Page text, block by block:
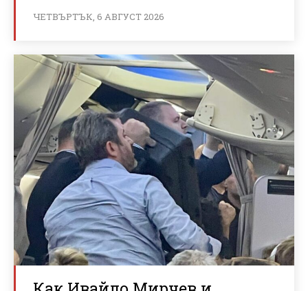
ЧЕТВЪРТЪК, 6 АВГУСТ 2026